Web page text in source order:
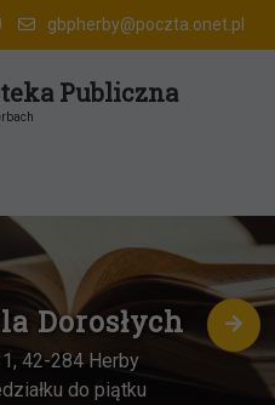
gbpherby@poczta.onet.pl
Publiczna
Dorosłych
42-284 Herby
do piątku